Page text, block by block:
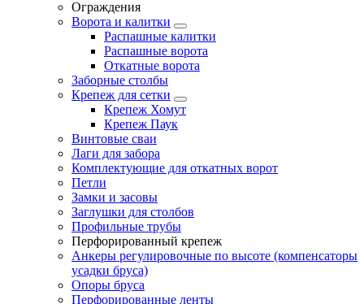
Ограждения
Ворота и калитки
Распашные калитки
Распашные ворота
Откатные ворота
Заборные столбы
Крепеж для сетки
Крепеж Хомут
Крепеж Паук
Винтовые сваи
Лаги для забора
Комплектующие для откатных ворот
Петли
Замки и засовы
Заглушки для столбов
Профильные трубы
Перфорированный крепеж
Анкеры регулировочные по высоте (компенсаторы
усадки бруса)
Опоры бруса
Перфорированные ленты